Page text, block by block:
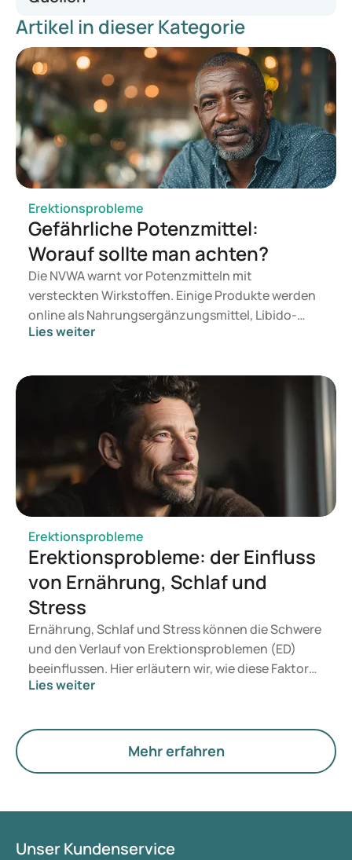
VIAGRA, INN-sildenafil
Sildenafil | Medicijn ervaringen en bijwerkingen
Artikel in dieser Kategorie
Erektionsprobleme
Gefährliche Potenzmittel:
Worauf sollte man achten?
Die NVWA warnt vor Potenzmitteln mit
versteckten Wirkstoffen. Einige Produkte werden
online als Nahrungsergänzungsmittel, Libido-
Booster oder natürliche Alternative angeboten,
Etikett angegeben sind. Personen, die
Erektionsprobleme behandeln möchten, sollten
einen medizinisch verantwortungsvollen Weg
Lies weiter
Erektionsprobleme
Erektionsprobleme: der Einfluss
von Ernährung, Schlaf und
Stress
Ernährung, Schlaf und Stress können die Schwere
und den Verlauf von Erektionsproblemen (ED)
beeinflussen. Hier erläutern wir, wie diese Faktoren
auf Erektionsprobleme wirken und was Sie selbst
oder zu verbessern.
Lies weiter
Mehr erfahren
Unser Kundenservice